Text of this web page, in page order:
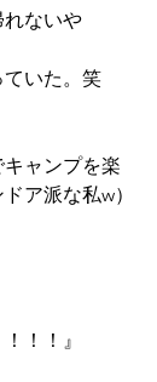
れないや
いた。笑
ャンプを楽
ア派な私w）
！！』